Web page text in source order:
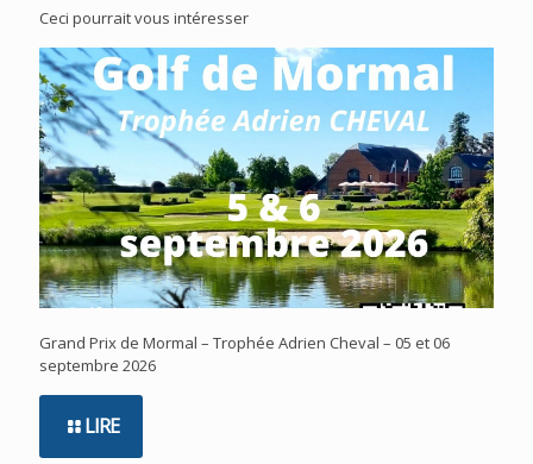
Ceci pourrait vous intéresser
Grand Prix de Mormal – Trophée Adrien Cheval – 05 et 06
septembre 2026
LIRE